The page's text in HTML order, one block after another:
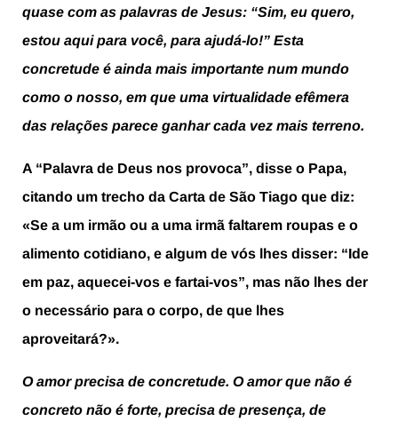
quase com as palavras de Jesus: “Sim, eu quero,
estou aqui para você, para ajudá-lo!” Esta
concretude é ainda mais importante num mundo
como o nosso, em que uma virtualidade efêmera
das relações parece ganhar cada vez mais terreno.
A “Palavra de Deus nos provoca”, disse o Papa,
citando um trecho da Carta de São Tiago que diz:
«Se a um irmão ou a uma irmã faltarem roupas e o
alimento cotidiano, e algum de vós lhes disser: “Ide
em paz, aquecei-vos e fartai-vos”, mas não lhes der
o necessário para o corpo, de que lhes
aproveitará?».
O amor precisa de concretude. O amor que não é
concreto não é forte, precisa de presença, de